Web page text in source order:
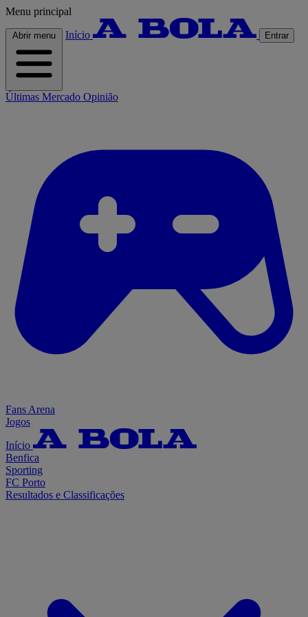
Menu principal
Abrir menu Início Entrar
Últimas Mercado Opinião
Fans Arena
Jogos
Início
Benfica
Sporting
FC Porto
Resultados e Classificações